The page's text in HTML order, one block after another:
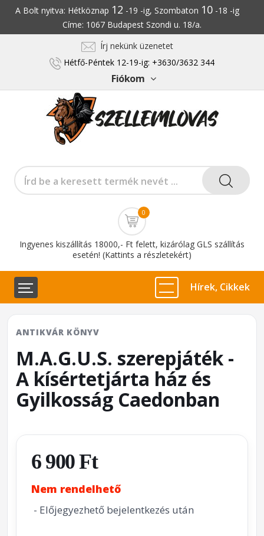
A Bolt nyitva: Hétköznap 12 -19 -ig, Szombaton 10-18 -ig
Címe: 1067 Budapest Szondi u. 18/a.
Írj nekünk üzenetet
Hétfő-Péntek 12-19-ig: +3630/3632 344
Fiókom
0
Ingyenes kiszállítás 18000,- Ft felett, kizárólag GLS szállítás
esetén! (Kattints a részletekért)
Hírek, Cikkek
ANTIKVÁR KÖNYV
M.A.G.U.S. szerepjáték -
A kísértetjárta ház és
Gyilkosság Caedonban
6 900 Ft
Nem rendelhető
- Előjegyezhető bejelentkezés után